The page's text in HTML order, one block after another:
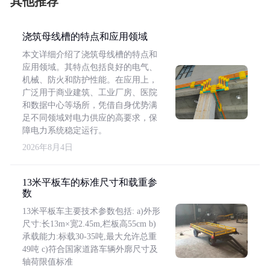
浇筑母线槽的特点和应用领域
本文详细介绍了浇筑母线槽的特点和
应用领域。其特点包括良好的电气、
机械、防火和防护性能。在应用上，
广泛用于商业建筑、工业厂房、医院
和数据中心等场所，凭借自身优势满
足不同领域对电力供应的高要求，保
障电力系统稳定运行。
2026年8月4日
13米平板车的标准尺寸和载重参
数
13米平板车主要技术参数包括: a)外形
尺寸:长13m×宽2.45m,栏板高55cm b)
承载能力:标载30-35吨,最大允许总重
49吨 c)符合国家道路车辆外廓尺寸及
轴荷限值标准